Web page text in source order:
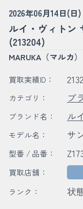
2026年06月14日(日)
ルイ・ヴィトン
(213204)
MARUKA（マルカ
買取実績ID：
カテゴリ： ブ
ブランド名： ル
モデル名： サ
型番 / 品番：
買取店舗：
ランク： 状